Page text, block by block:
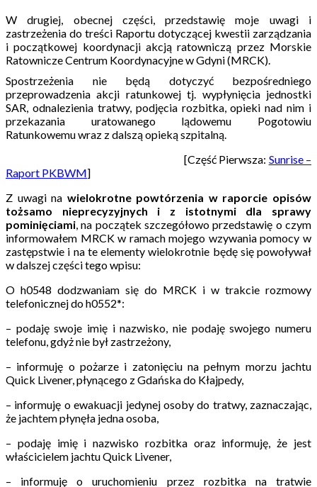
W drugiej, obecnej części, przedstawię moje uwagi i
zastrzeżenia do treści Raportu dotyczącej kwestii zarządzania
i początkowej koordynacji akcją ratowniczą przez Morskie
Ratownicze Centrum Koordynacyjne w Gdyni (MRCK).
Spostrzeżenia nie będą dotyczyć bezpośredniego
przeprowadzenia akcji ratunkowej tj. wypłynięcia jednostki
SAR, odnalezienia tratwy, podjęcia rozbitka, opieki nad nim i
przekazania uratowanego lądowemu Pogotowiu
Ratunkowemu wraz z dalszą opieką szpitalną.
[Część Pierwsza: Sunrise –
Raport PKBWM]
Z uwagi na wielokrotne powtórzenia w raporcie opisów
tożsamo nieprecyzyjnych i z istotnymi dla sprawy
pominięciami, na początek szczegółowo przedstawię o czym
informowałem MRCK w ramach mojego wzywania pomocy w
zastępstwie i na te elementy wielokrotnie będę się powoływał
w dalszej części tego wpisu:
O h0548 dodzwaniam się do MRCK i w trakcie rozmowy
telefonicznej do h0552*:
– podaję swoje imię i nazwisko, nie podaję swojego numeru
telefonu, gdyż nie był zastrzeżony,
– informuję o pożarze i zatonięciu na pełnym morzu jachtu
Quick Livener, płynącego z Gdańska do Kłajpedy,
– informuję o ewakuacji jedynej osoby do tratwy, zaznaczając,
że jachtem płynęła jedna osoba,
– podaję imię i nazwisko rozbitka oraz informuję, że jest
właścicielem jachtu Quick Livener,
– informuję o uruchomieniu przez rozbitka na tratwie